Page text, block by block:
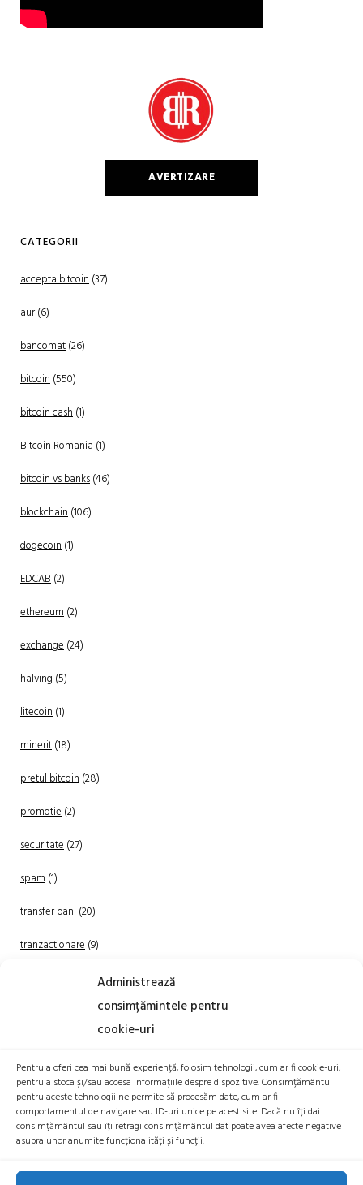
Administrează
consimțămintele pentru
cookie-uri
Pentru a oferi cea mai bună experiență, folosim tehnologii, cum ar fi cookie-uri,
pentru a stoca și/sau accesa informațiile despre dispozitive. Consimțământul
pentru aceste tehnologii ne permite să procesăm date, cum ar fi
comportamentul de navigare sau ID-uri unice pe acest site. Dacă nu îți dai
consimțământul sau îți retragi consimțământul dat poate avea afecte negative
asupra unor anumite funcționalități și funcții.
AVERTIZARE
CATEGORII
accepta bitcoin(37)
aur(6)
bancomat(26)
bitcoin(550)
bitcoin cash(1)
Bitcoin Romania(1)
bitcoin vs banks(46)
blockchain(106)
dogecoin(1)
EDCAB(2)
ethereum(2)
exchange(24)
halving (5)
litecoin(1)
minerit(18)
pretul bitcoin(28)
promotie(2)
securitate(27)
spam(1)
transfer bani(20)
tranzactionare(9)
(20)
TRANZACTIONEAZA